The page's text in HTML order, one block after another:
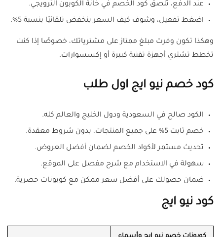
عند الدفع، تلصق كود الخصم في خانة الكوبون الترويجي.
اضغط تفعيل، وشوف كيف السعر ينخفض تلقائيًا بنسبة 5%.
وهكذا تكون وفرت مبلغ ممتاز على مشترياتك، خصوصًا إذا كنت
تخطط تشتري أجهزة تقنية كبيرة أو إكسسوارات.
كود خصم نيو ايج اول طلب
الكود صالح في السعودية ودول الخليج والعالم كله.
خصم ثابت 5% على جميع المنتجات، بدون شروط معقدة.
تحديث مستمر لأكواد الخصم لضمان أفضل العروض.
سهولة في الاستخدام مع شرح مفصل على الموقع.
ضمان حصولك على أفضل سعر ممكن مع كوبونات حصرية.
كود نيو ايج